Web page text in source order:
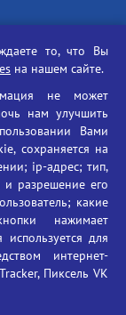
то, что Вы
на нашем сайте.
не может
нам улучшить
Вами
сохраняется на
ip-адрес; тип,
и разрешение его
какие
нажимает
для
интернет-
Пиксель VK